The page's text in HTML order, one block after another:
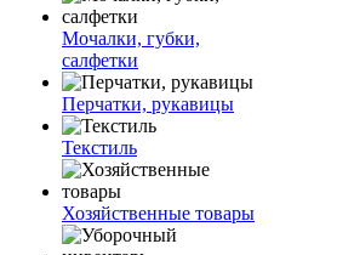
Мочалки, губки,
салфетки
Перчатки, рукавицы
Текстиль
Хозяйственные товары